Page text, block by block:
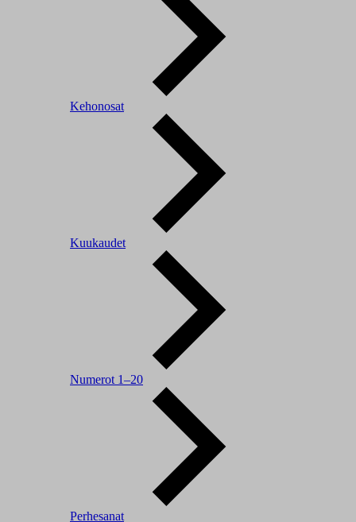
Kehonosat
Kuukaudet
Numerot 1–20
Perhesanat